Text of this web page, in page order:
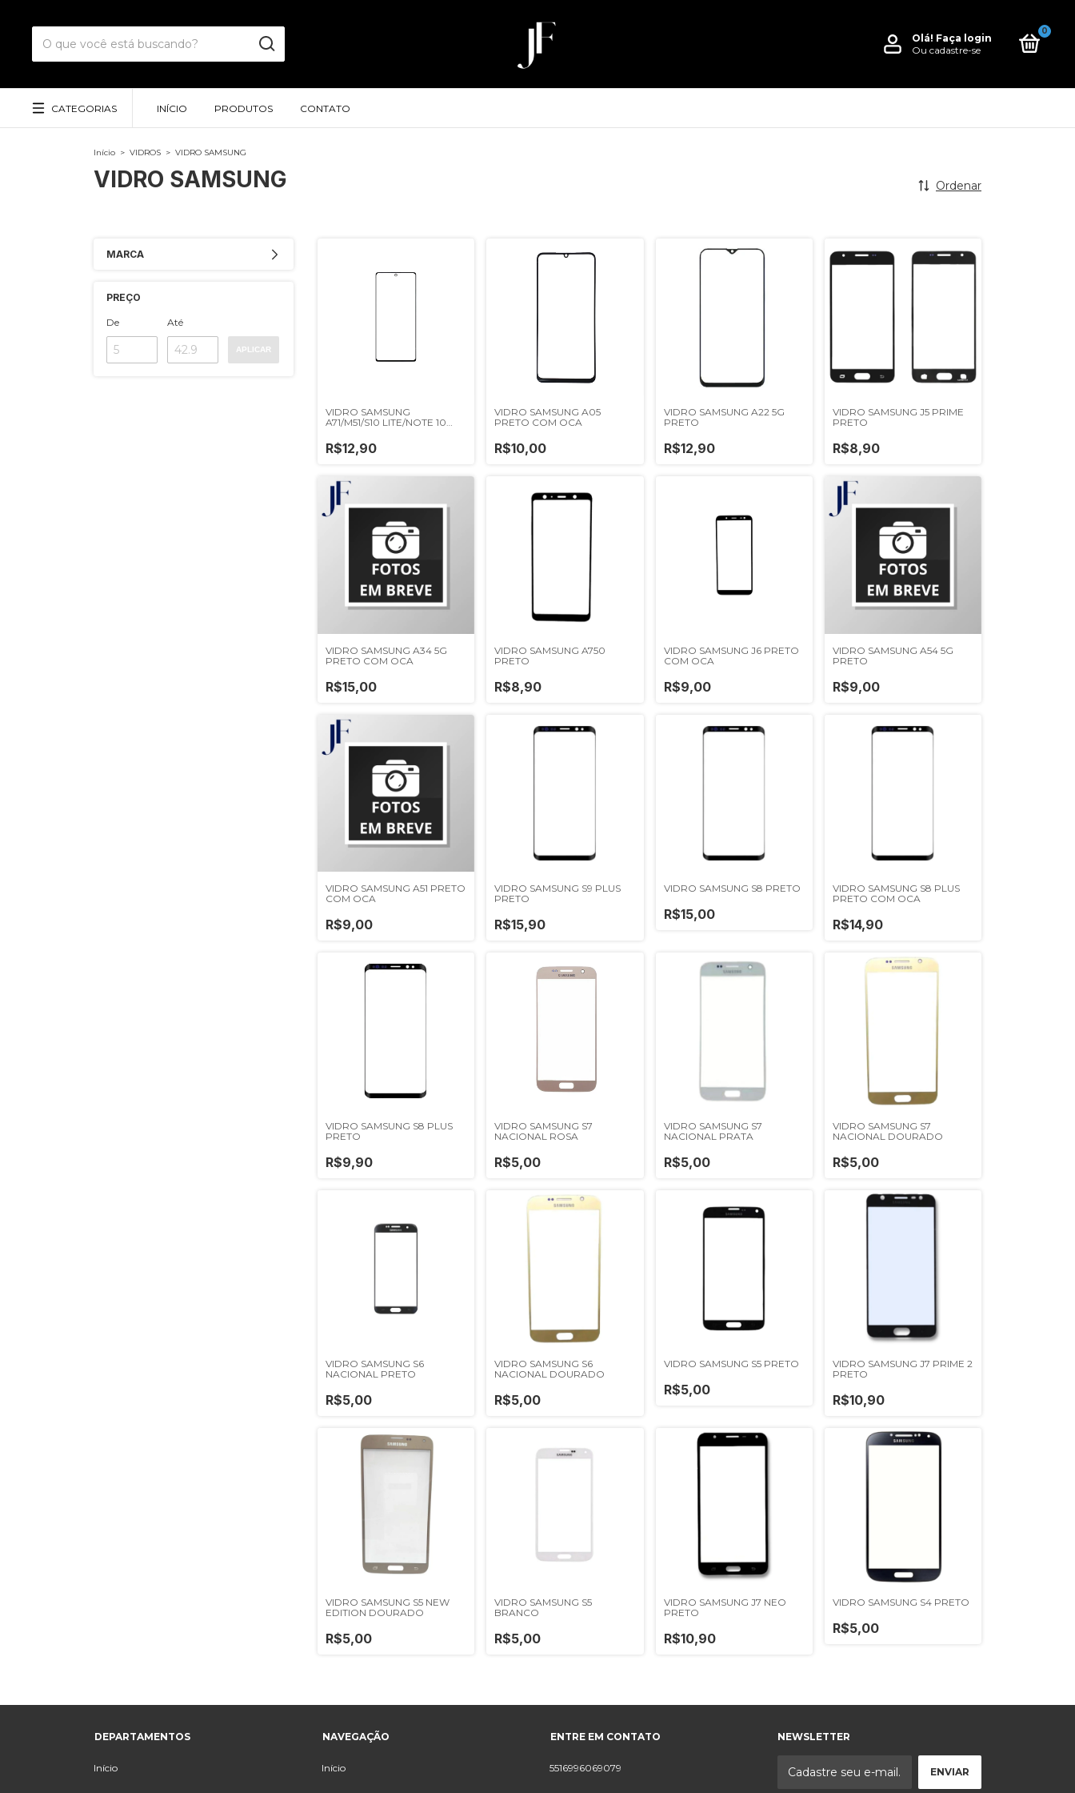
Olá! Faça login
Ou cadastre-se
0
CATEGORIAS INÍCIO PRODUTOS CONTATO
Início > VIDROS > VIDRO SAMSUNG
VIDRO SAMSUNG Ordenar
MARCA
PREÇO
De Até
APLICAR
VIDRO SAMSUNG
A71/M51/S10 LITE/NOTE 10
R$12,90
VIDRO SAMSUNG A05
PRETO COM OCA
R$10,00
VIDRO SAMSUNG A22 5G
PRETO
R$12,90
VIDRO SAMSUNG J5 PRIME
PRETO
R$8,90
VIDRO SAMSUNG A34 5G
PRETO COM OCA
R$15,00
VIDRO SAMSUNG A750
PRETO
R$8,90
VIDRO SAMSUNG J6 PRETO
COM OCA
R$9,00
VIDRO SAMSUNG A54 5G
PRETO
R$9,00
VIDRO SAMSUNG A51 PRETO
COM OCA
R$9,00
VIDRO SAMSUNG S9 PLUS
PRETO
R$15,90
VIDRO SAMSUNG S8 PRETO
R$15,00
VIDRO SAMSUNG S8 PLUS
PRETO COM OCA
R$14,90
VIDRO SAMSUNG S8 PLUS
PRETO
R$9,90
VIDRO SAMSUNG S7
NACIONAL ROSA
R$5,00
VIDRO SAMSUNG S7
NACIONAL PRATA
R$5,00
VIDRO SAMSUNG S7
NACIONAL DOURADO
R$5,00
VIDRO SAMSUNG S6
NACIONAL PRETO
R$5,00
VIDRO SAMSUNG S6
NACIONAL DOURADO
R$5,00
VIDRO SAMSUNG S5 PRETO
R$5,00
VIDRO SAMSUNG J7 PRIME 2
PRETO
R$10,90
VIDRO SAMSUNG S5 NEW
EDITION DOURADO
R$5,00
VIDRO SAMSUNG S5
BRANCO
R$5,00
VIDRO SAMSUNG J7 NEO
PRETO
R$10,90
VIDRO SAMSUNG S4 PRETO
R$5,00
DEPARTAMENTOS
Início
NAVEGAÇÃO
Início
ENTRE EM CONTATO
5516996069079
NEWSLETTER